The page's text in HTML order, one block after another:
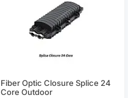
Fiber Optic Closure Splice 24
Core Outdoor